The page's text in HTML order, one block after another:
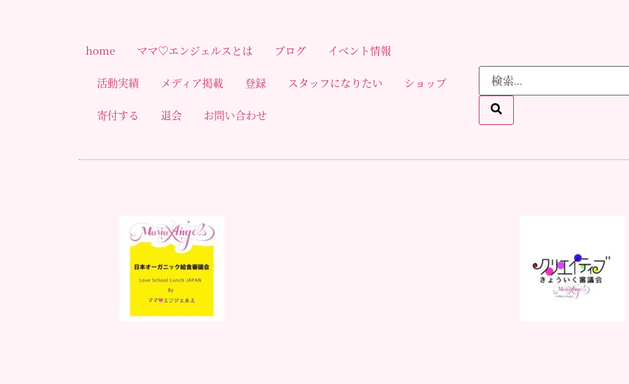
home ママ♡エンジェルスとは ブログ イベント情報
活動実績 メディア掲載 登録 スタッフになりたい ショップ
寄付する 退会 お問い合わせ